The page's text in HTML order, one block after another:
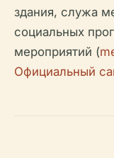
здания, служа
социальных
мероприятий (
Официальный